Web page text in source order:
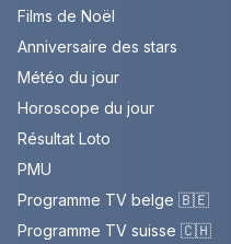
Films de Noël
Anniversaire des stars
Météo du jour
Horoscope du jour
Résultat Loto
PMU
Programme TV belge 🇧🇪
Programme TV suisse 🇨🇭